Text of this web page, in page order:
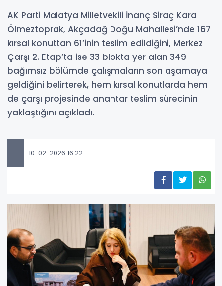
AK Parti Malatya Milletvekili İnanç Siraç Kara
Ölmeztoprak, Akçadağ Doğu Mahallesi’nde 167
kırsal konuttan 61’inin teslim edildiğini, Merkez
Çarşı 2. Etap’ta ise 33 blokta yer alan 349
bağımsız bölümde çalışmaların son aşamaya
geldiğini belirterek, hem kırsal konutlarda hem
de çarşı projesinde anahtar teslim sürecinin
yaklaştığını açıkladı.
10-02-2026 16:22